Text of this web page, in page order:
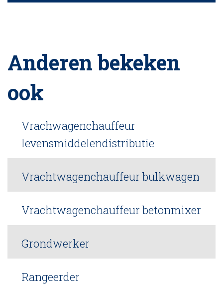
Anderen bekeken
ook
Vrachwagenchauffeur
levensmiddelendistributie
Vrachtwagenchauffeur bulkwagen
Vrachtwagenchauffeur betonmixer
Grondwerker
Rangeerder